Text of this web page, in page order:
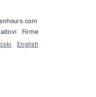
Firme
English